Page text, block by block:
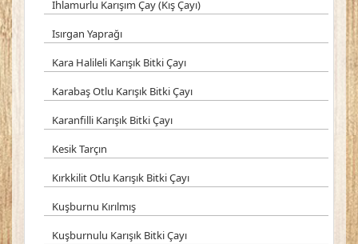
Ihlamurlu Karışım Çay (Kış Çayı)
Isırgan Yaprağı
Kara Halileli Karışık Bitki Çayı
Karabaş Otlu Karışık Bitki Çayı
Karanfilli Karışık Bitki Çayı
Kesik Tarçın
Kırkkilit Otlu Karışık Bitki Çayı
Kuşburnu Kırılmış
Kuşburnulu Karışık Bitki Çayı